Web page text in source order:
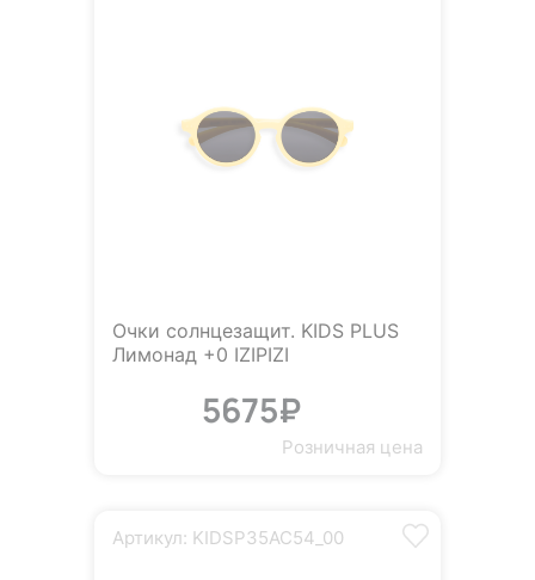
Очки солнцезащит. KIDS PLUS
Лимонад +0 IZIPIZI
5675₽
Розничная цена
Артикул: KIDSP35AC54_00